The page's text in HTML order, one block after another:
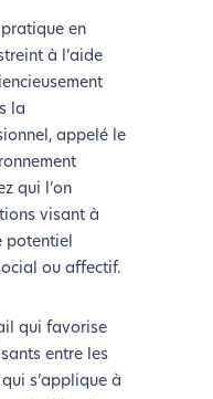
en
à l’aide
la
appelé le
qui l’on
visant à
potentiel
ou affectif.
qui favorise
entre les
s’applique à